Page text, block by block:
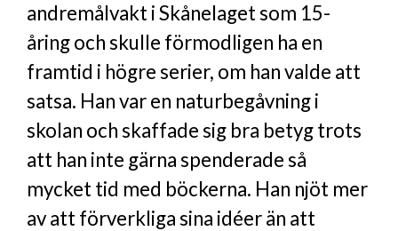
andremålvakt i Skånelaget som 15-
åring och skulle förmodligen ha en
framtid i högre serier, om han valde att
satsa. Han var en naturbegåvning i
skolan och skaffade sig bra betyg trots
att han inte gärna spenderade så
mycket tid med böckerna. Han njöt mer
av att förverkliga sina idéer än att